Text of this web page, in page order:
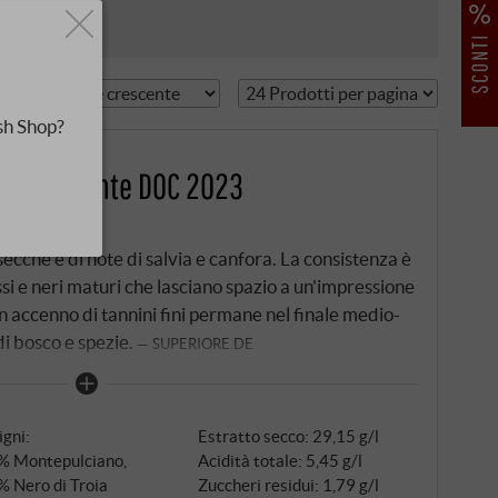
del Monte DOC 2023
e di note di salvia e canfora. La consistenza è
e neri maturi che lasciano spazio a un'impressione
accenno di tannini fini permane nel finale medio-
bosco e spezie.
SUPERIORE.DE
Montepulciano,
Nero di Troia
Estratto secco: 29,15 g/l
Acidità totale: 5,45 g/l
Zuccheri residui: 1,79 g/l
Shop?